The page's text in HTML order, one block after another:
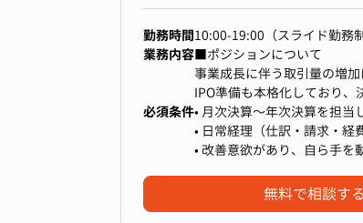
“誰が担当しても正確で早い
単に決められた処理をこな
ていく役割を担ってほしいと
具体的には、下記のような
- 日々の経理オペレーショ
- 承認フローや業務手順の整
- 監査法人向けの資料作成や
- データチームと連携した、
当社は一人ひとりの志向や
専門職から管理職、さらに
また、介護・障害福祉事業
幅広い領域でBtoB/BtoCの事
そのため、転職せずに多様
ます。
■配属部署の人員構成
経理財務部は計13名のチーム
勤務時間10:00-19:00（スライド勤務制
業務内容■ポジションについて
事業成長に伴う取引量の増
IPO準備も本格化しており、
JSOX・内部統制対応等が急
現在の組織体制では、CFO
域に加え、経理を含めたバ
短期的に経理マネージャー
必須条件• 月次決算〜年次決算を担当
• 日常経理（仕訳・請求・経
• 改善意欲があり、自ら手を
無料で相談する